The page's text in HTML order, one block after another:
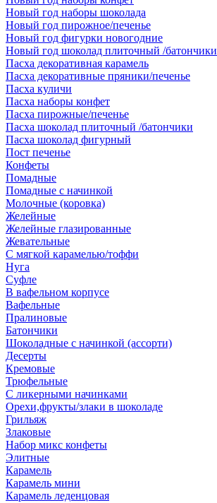
Новый год наборы шоколада
Новый год пирожное/печенье
Новый год фигурки новогодние
Новый год шоколад плиточный /батончики
Пасха декоративная карамель
Пасха декоративные пряники/печенье
Пасха куличи
Пасха наборы конфет
Пасха пирожные/печенье
Пасха шоколад плиточный /батончики
Пасха шоколад фигурный
Пост печенье
Конфеты
Помадные
Помадные с начинкой
Молочные (коровка)
Желейные
Желейные глазированные
Жевательные
С мягкой карамелью/тоффи
Нуга
Суфле
В вафельном корпусе
Вафельные
Пралиновые
Батончики
Шоколадные с начинкой (ассорти)
Десерты
Кремовые
Трюфельные
С ликерными начинками
Орехи,фрукты/злаки в шоколаде
Грильяж
Злаковые
Набор микс конфеты
Элитные
Карамель
Карамель мини
Карамель леденцовая